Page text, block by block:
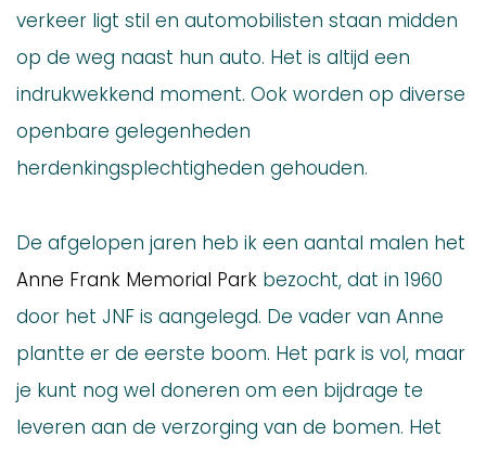
verkeer ligt stil en automobilisten staan midden
op de weg naast hun auto. Het is altijd een
indrukwekkend moment. Ook worden op diverse
openbare gelegenheden
herdenkingsplechtigheden gehouden.
De afgelopen jaren heb ik een aantal malen het
Anne Frank Memorial Park bezocht, dat in 1960
door het JNF is aangelegd. De vader van Anne
plantte er de eerste boom. Het park is vol, maar
je kunt nog wel doneren om een bijdrage te
leveren aan de verzorging van de bomen. Het